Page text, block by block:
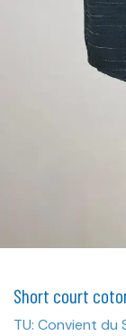
Short court
TU: Convient du